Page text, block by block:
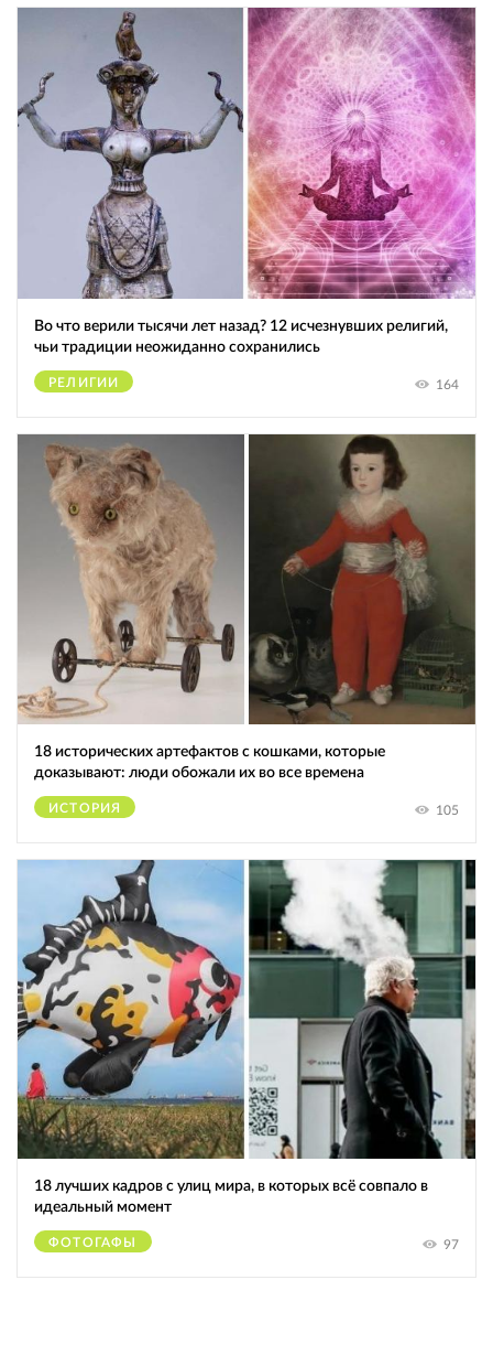
Во что верили тысячи лет назад? 12 исчезнувших религий,
чьи традиции неожиданно сохранились
РЕЛИГИИ 164
18 исторических артефактов с кошками, которые
доказывают: люди обожали их во все времена
ИСТОРИЯ 105
18 лучших кадров с улиц мира, в которых всё совпало в
идеальный момент
ФОТОГАФЫ 97